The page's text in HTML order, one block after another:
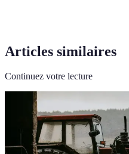
Articles similaires
Continuez votre lecture